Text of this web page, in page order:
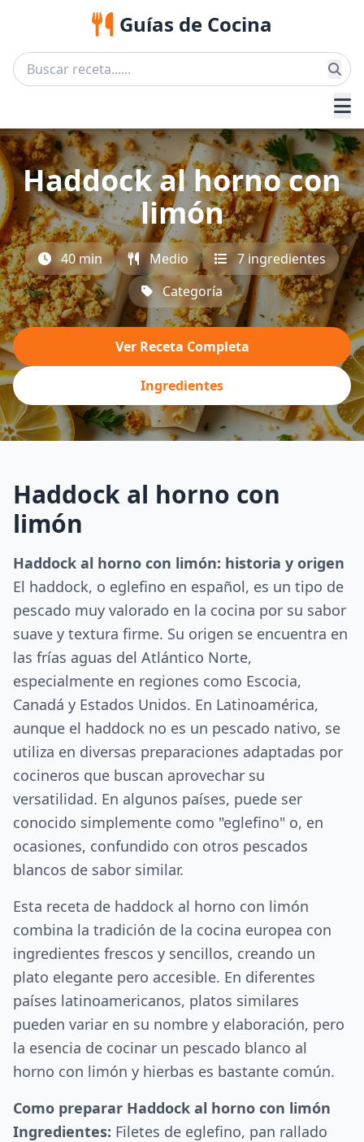
Guías de Cocina
Haddock al horno con
limón
40 min Medio
7 ingredientes
Categoría
Ver Receta Completa
Ingredientes
Haddock al horno con
limón
Haddock al horno con limón: historia y origen
El haddock, o eglefino en español, es un tipo de
pescado muy valorado en la cocina por su sabor
suave y textura firme. Su origen se encuentra en
las frías aguas del Atlántico Norte,
especialmente en regiones como Escocia,
Canadá y Estados Unidos. En Latinoamérica,
aunque el haddock no es un pescado nativo, se
utiliza en diversas preparaciones adaptadas por
cocineros que buscan aprovechar su
versatilidad. En algunos países, puede ser
conocido simplemente como "eglefino" o, en
ocasiones, confundido con otros pescados
blancos de sabor similar.
Esta receta de haddock al horno con limón
combina la tradición de la cocina europea con
ingredientes frescos y sencillos, creando un
plato elegante pero accesible. En diferentes
países latinoamericanos, platos similares
pueden variar en su nombre y elaboración, pero
la esencia de cocinar un pescado blanco al
horno con limón y hierbas es bastante común.
Como preparar Haddock al horno con limón
Ingredientes: Filetes de eglefino, pan rallado